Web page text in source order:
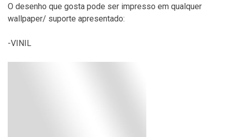
O desenho que gosta pode ser impresso em qualquer
wallpaper/ suporte apresentado:
-VINIL